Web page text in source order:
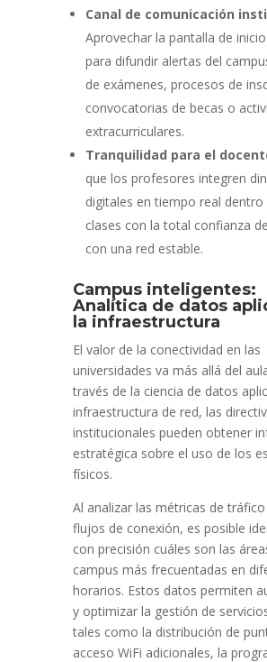
Canal de comunicación
Aprovechar la pantalla de
para difundir alertas del
de exámenes, procesos de
convocatorias de becas o
extracurriculares.
Tranquilidad para el
que los profesores integren
digitales en tiempo real dentro
clases con la total confianza
con una red estable.
Campus inteligentes:
Analítica de datos
la infraestructura
El valor de la conectividad en las
universidades va más allá del
través de la ciencia de datos
infraestructura de red, las
institucionales pueden obtener
estratégica sobre el uso de los
físicos.
Al analizar las métricas de
flujos de conexión, es posible
con precisión cuáles son las
campus más frecuentadas en
horarios. Estos datos permiten
y optimizar la gestión de
tales como la distribución de
acceso WiFi adicionales, la